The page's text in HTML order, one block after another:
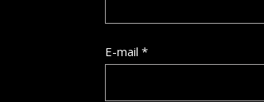
E-mail *